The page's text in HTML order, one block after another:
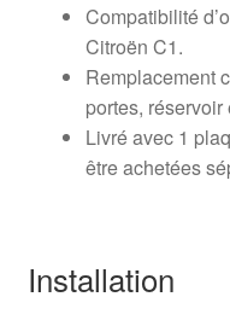
Compatibilité
Citroën C1.
Remplacement
portes, réservoir
Livré avec 1
être achetées
Installation